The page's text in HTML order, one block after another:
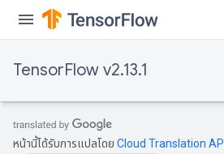
TensorFlow v2.13.1
หน้านี้ได้รับการแปลโดย Cloud Translation API